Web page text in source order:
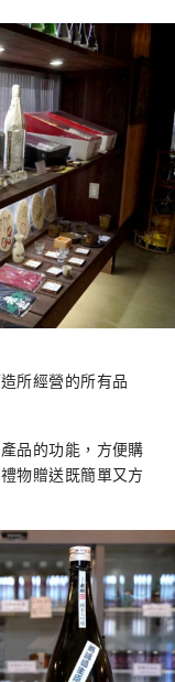
所經營的所有品
品的功能，方便購
物贈送既簡單又方